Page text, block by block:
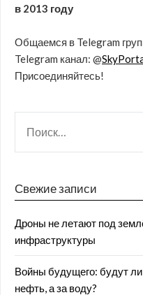
в 2013 году
Общаемся в Telegram
Telegram канал: @
Присоединяйтесь!
Свежие записи
Дроны не летают под
инфраструктуры
Войны будущего: будут
нефть, а за воду?